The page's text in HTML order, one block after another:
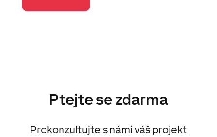
Ptejte se zdarma
Prokonzultujte s námi váš projekt